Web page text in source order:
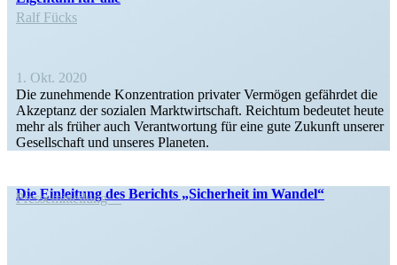
Ralf Fücks
1. Okt. 2020
Die zuneh­mende Konzen­tration privater Vermögen gefährdet die
Akzeptanz der sozialen Markt­wirt­schaft. Reichtum bedeutet heute
mehr als früher auch Verant­wortung für eine gute Zukunft unserer
Gesell­schaft und unseres Planeten.
Die Einleitung des Berichts „Sicherheit im Wandel“
Presse­mit­teilung